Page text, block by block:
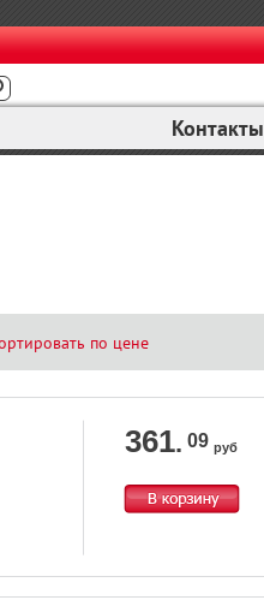
Контакты
по цене
361. 09 руб